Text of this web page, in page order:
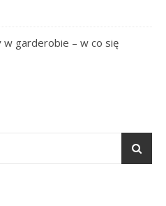
garderobie – w co się